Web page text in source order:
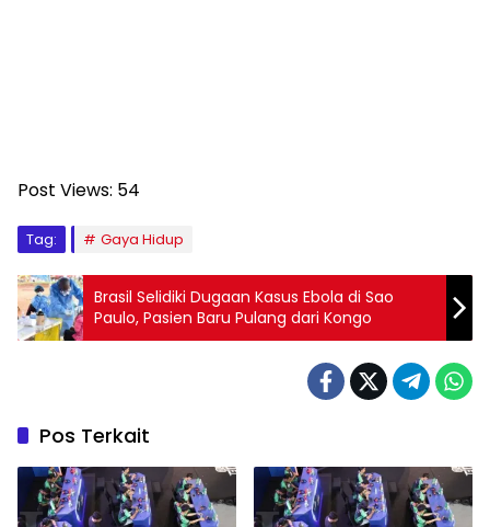
Post Views: 54
Tag: Gaya Hidup
Brasil Selidiki Dugaan Kasus Ebola di Sao
Paulo, Pasien Baru Pulang dari Kongo
Pos Terkait